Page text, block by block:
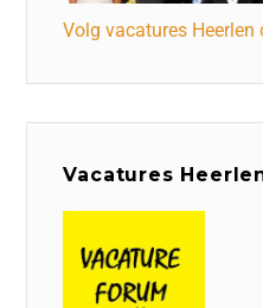
Volg vacatures Heerlen
Vacatures